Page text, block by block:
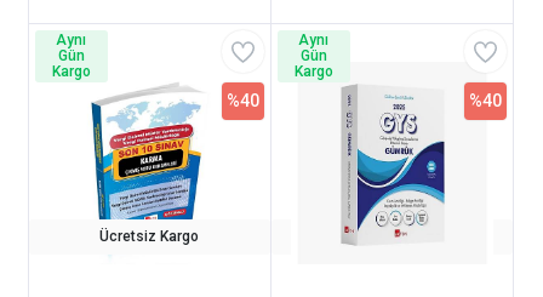
Ücretsiz Kargo
%40
Aynı
Gün
Kargo
Ücretsiz Kargo
%40
Aynı
Gün
Kargo